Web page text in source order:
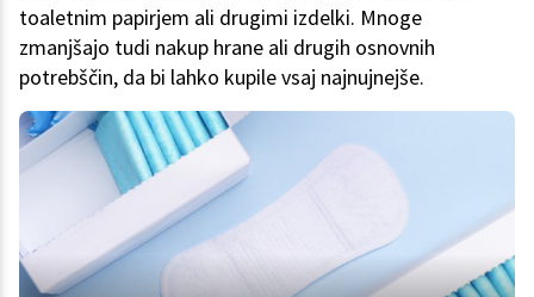
toaletnim papirjem ali drugimi izdelki. Mnoge
zmanjšajo tudi nakup hrane ali drugih osnovnih
potrebščin, da bi lahko kupile vsaj najnujnejše.